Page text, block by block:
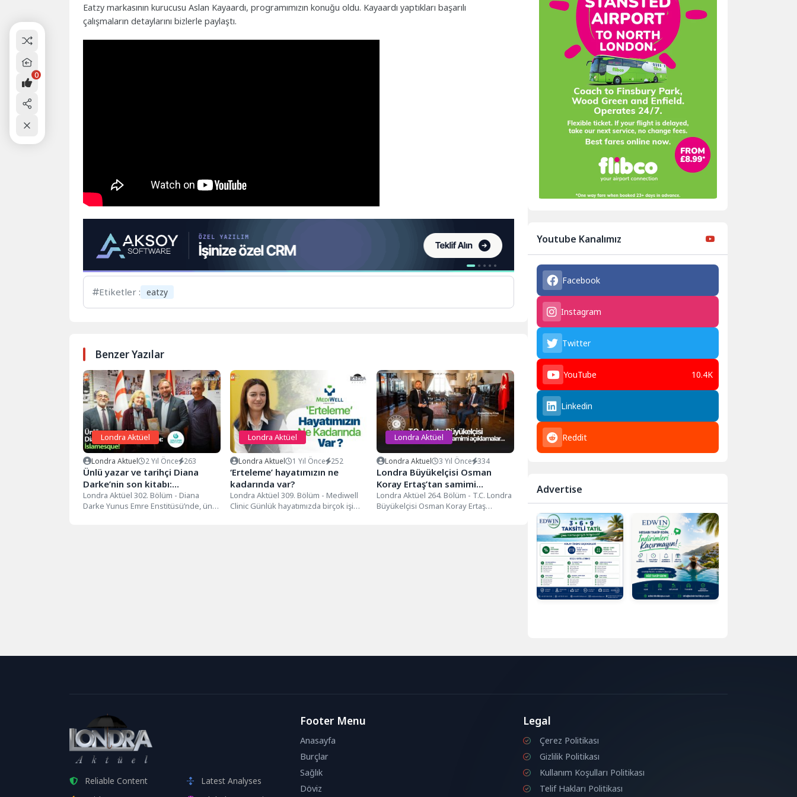
Eatzy markasının kurucusu Aslan Kayaardı, programımızın konuğu oldu. Kayaardı yaptıkları başarılı
çalışmaların detaylarını bizlerle paylaştı.
Etiketler : eatzy
Benzer Yazılar
Londra Aktüel
Londra Aktuel 2 Yıl Önce 263
Ünlü yazar ve tarihçi Diana
Darke’nin son kitabı:
İslamesque…
Londra Aktüel 302. Bölüm - Diana
Darke Yunus Emre Enstitüsü’nde, ünlü
Londra Aktüel
Londra Aktuel 1 Yıl Önce 252
‘Erteleme’ hayatımızın ne
kadarında var?
Londra Aktüel 309. Bölüm - Mediwell
Clinic Günlük hayatımızda birçok işi
Londra Aktüel
Londra Aktuel 3 Yıl Önce 334
Londra Büyükelçisi Osman
Koray Ertaş’tan samimi
açıklamalar…
Londra Aktüel 264. Bölüm - T.C. Londra
Büyükelçisi Osman Koray Ertaş
Youtube Kanalımız
Facebook
Instagram
Twitter
YouTube 10.4K
Linkedin
Reddit
Advertise
Reliable Content
Latest Analyses
Footer Menu
Anasayfa
Burçlar
Sağlık
Döviz
Legal
Çerez Politikası
Gizlilik Politikası
Kullanım Koşulları Politikası
Telif Hakları Politikası
0